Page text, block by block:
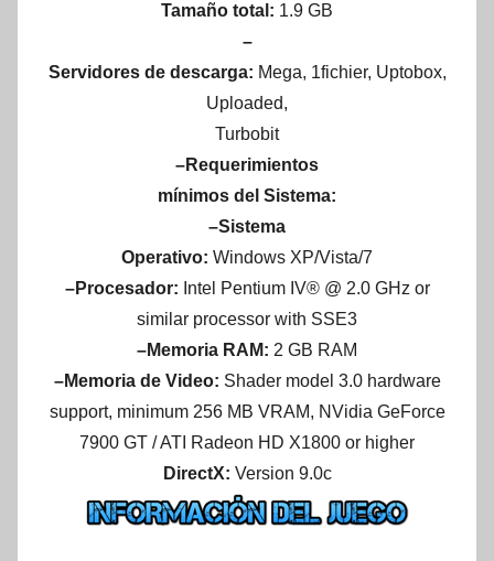
Tamaño total: 1.9 GB
–
Servidores de descarga: Mega, 1fichier, Uptobox,
Uploaded,
Turbobit
–Requerimientos
mínimos del Sistema:
–Sistema
Operativo: Windows XP/Vista/7
–Procesador: Intel Pentium IV® @ 2.0 GHz or
similar processor with SSE3
–Memoria RAM: 2 GB RAM
–Memoria de Video: Shader model 3.0 hardware
support, minimum 256 MB VRAM, NVidia GeForce
7900 GT / ATI Radeon HD X1800 or higher
DirectX: Version 9.0c